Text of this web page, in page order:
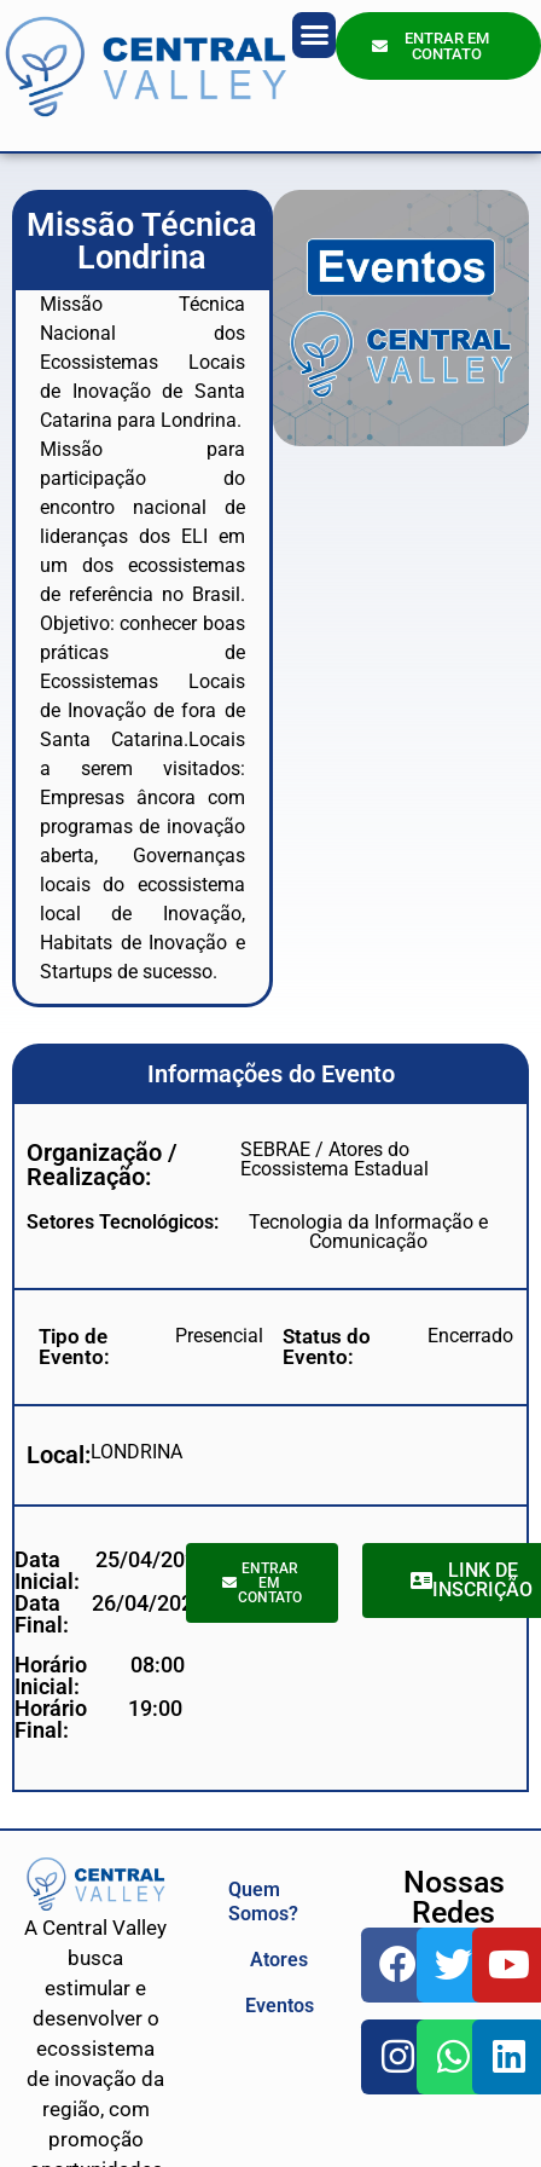
ENTRAR EM
CONTATO
Missão Técnica
Londrina
Missão Técnica
Nacional dos
Ecossistemas Locais
de Inovação de Santa
Catarina para Londrina.
Missão para
participação do
encontro nacional de
lideranças dos ELI em
um dos ecossistemas
de referência no Brasil.
Objetivo: conhecer boas
práticas de
Ecossistemas Locais
de Inovação de fora de
Santa Catarina​.Locais
a serem visitados:​
Empresas âncora com
programas de inovação
aberta​, Governanças
locais do ecossistema
local de Inovação​,
Habitats de Inovação​ e
Startups de sucesso.
Informações do Evento
Organização /
Realização:
SEBRAE / Atores do
Ecossistema Estadual
Setores Tecnológicos:
Tecnologia da Informação e
Comunicação
Tipo de
Evento:
Presencial
Status do
Evento:
Encerrado
Local:LONDRINA
Data
Inicial:
25/04/2023
Data
Final:
26/04/2023
Horário
Inicial:
08:00
Horário
Final:
19:00
ENTRAR
EM
CONTATO
LINK DE
INSCRIÇÃO
A Central Valley
busca
estimular e
desenvolver o
ecossistema
de inovação da
região, com
promoção
Quem
Somos?
Atores
Eventos
Nossas
Redes